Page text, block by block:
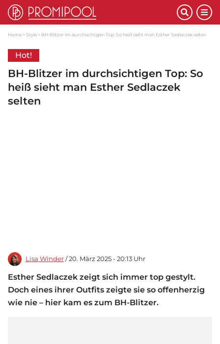
Home Style BH-Blitzer im durchsichtigen Top: So heiß sieht man Esther Sedlaczek selten
Hot!
BH-Blitzer im durchsichtigen Top: So
heiß sieht man Esther Sedlaczek
selten
Lisa Winder / 20. März 2025 - 20:13 Uhr
Esther Sedlaczek zeigt sich immer top gestylt.
Doch eines ihrer Outfits zeigte sie so offenherzig
wie nie – hier kam es zum BH-Blitzer.